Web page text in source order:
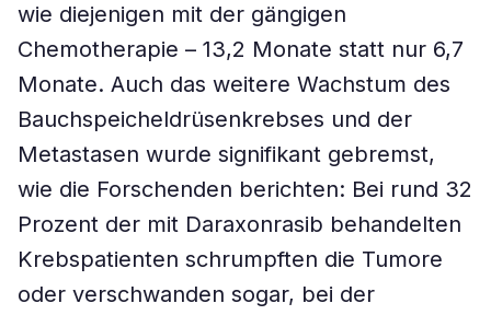
wie diejenigen mit der gängigen
Chemotherapie – 13,2 Monate statt nur 6,7
Monate. Auch das weitere Wachstum des
Bauchspeicheldrüsenkrebses und der
Metastasen wurde signifikant gebremst,
wie die Forschenden berichten: Bei rund 32
Prozent der mit Daraxonrasib behandelten
Krebspatienten schrumpften die Tumore
oder verschwanden sogar, bei der